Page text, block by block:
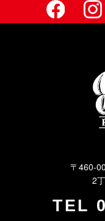
〒460-
2
TEL